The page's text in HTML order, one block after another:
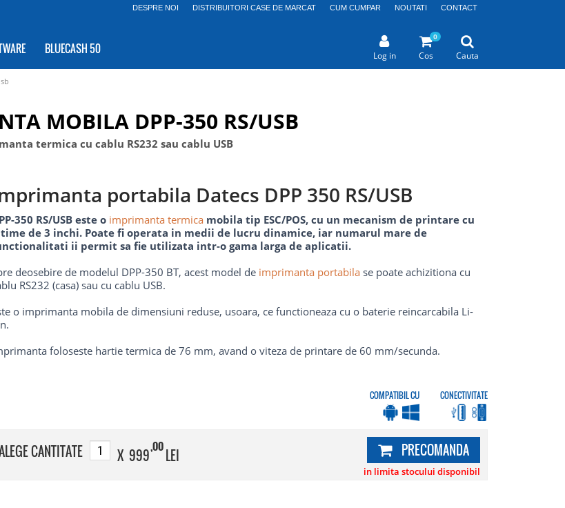
DESPRE NOI DISTRIBUITORI CASE DE MARCAT CUM CUMPAR NOUTATI CONTACT
BLUECASH 50 Cauta
Cos
0
Log in
MOBILA DPP-350 RS/USB
termica cu cablu RS232 sau cablu USB
portabila Datecs DPP 350 RS/USB
350 RS/USB este o imprimanta termica mobila tip ESC/POS, cu un mecanism de printare cu
de 3 inchi. Poate fi operata in medii de lucru dinamice, iar numarul mare de
ii permit sa fie utilizata intr-o gama larga de aplicatii.
deosebire de modelul DPP-350 BT, acest model de imprimanta portabila se poate achizitiona cu
RS232 (casa) sau cu cablu USB.
o imprimanta mobila de dimensiuni reduse, usoara, ce functioneaza cu o baterie reincarcabila Li-
foloseste hartie termica de 76 mm, avand o viteza de printare de 60 mm/secunda.
CONECTIVITATE
COMPATIBIL CU
CANTITATE X 999
,00
LEI PRECOMANDA
in limita stocului disponibil